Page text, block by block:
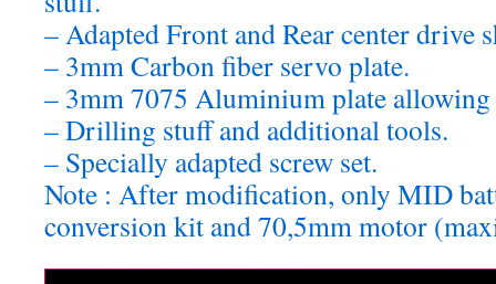
– Adapted Front and Rear center drive
– 3mm Carbon fiber servo plate.
– 3mm 7075 Aluminium plate
– Drilling stuff and additional tools.
– Specially adapted screw set.
Note : After modification, only MID
conversion kit and 70,5mm motor